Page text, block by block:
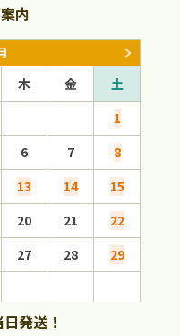
内
木 金
土
1
6 7
8
13 14
15
20 21
22
27 28
29
発送！